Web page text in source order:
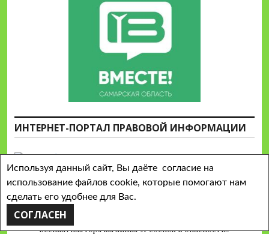
ИНТЕРНЕТ-ПОРТАЛ ПРАВОВОЙ ИНФОРМАЦИИ
ГОРЯЧАЯ ЛИНИЯ
Бесплатная горячая линия «Ребенок в опасности»
Используя данный сайт, Вы даёте согласие на
использование файлов cookie, которые помогают нам
сделать его удобнее для Вас.
СОГЛАСЕН